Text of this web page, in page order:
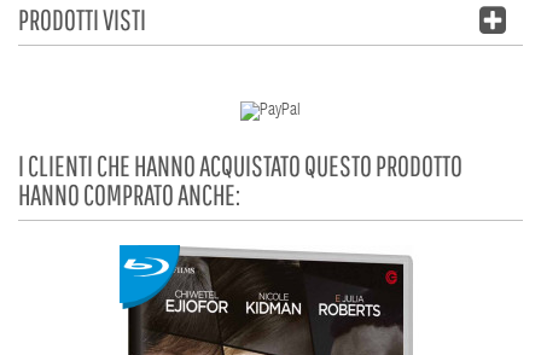
PRODOTTI VISTI
I CLIENTI CHE HANNO ACQUISTATO QUESTO PRODOTTO
HANNO COMPRATO ANCHE: